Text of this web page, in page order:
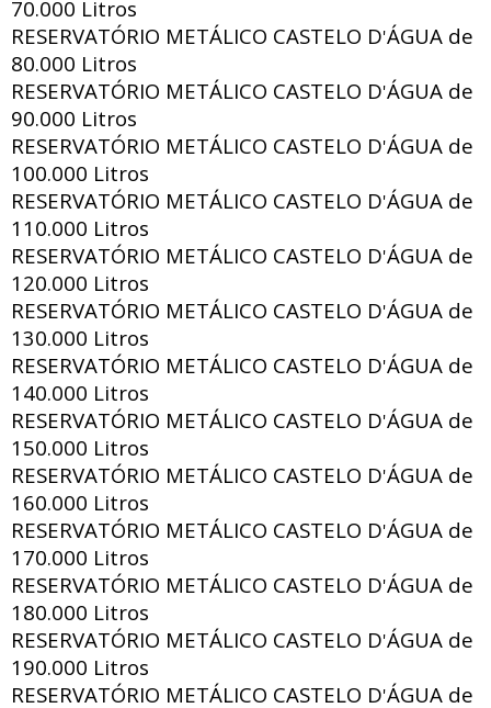
70.000 Litros
RESERVATÓRIO METÁLICO CASTELO D'ÁGUA de
80.000 Litros
RESERVATÓRIO METÁLICO CASTELO D'ÁGUA de
90.000 Litros
RESERVATÓRIO METÁLICO CASTELO D'ÁGUA de
100.000 Litros
RESERVATÓRIO METÁLICO CASTELO D'ÁGUA de
110.000 Litros
RESERVATÓRIO METÁLICO CASTELO D'ÁGUA de
120.000 Litros
RESERVATÓRIO METÁLICO CASTELO D'ÁGUA de
130.000 Litros
RESERVATÓRIO METÁLICO CASTELO D'ÁGUA de
140.000 Litros
RESERVATÓRIO METÁLICO CASTELO D'ÁGUA de
150.000 Litros
RESERVATÓRIO METÁLICO CASTELO D'ÁGUA de
160.000 Litros
RESERVATÓRIO METÁLICO CASTELO D'ÁGUA de
170.000 Litros
RESERVATÓRIO METÁLICO CASTELO D'ÁGUA de
180.000 Litros
RESERVATÓRIO METÁLICO CASTELO D'ÁGUA de
190.000 Litros
RESERVATÓRIO METÁLICO CASTELO D'ÁGUA de